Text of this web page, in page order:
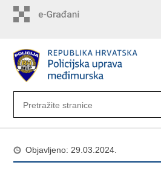
Objavljeno: 29.03.2024.